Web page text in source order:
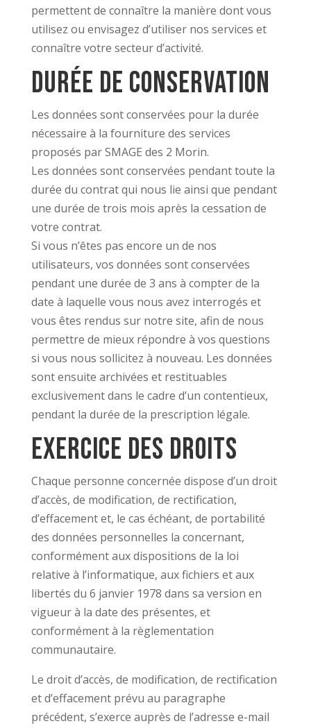
permettent de connaître la manière dont vous
utilisez ou envisagez d’utiliser nos services et
connaître votre secteur d’activité.
Durée de conservation
Les données sont conservées pour la durée
nécessaire à la fourniture des services
proposés par SMAGE des 2 Morin.
Les données sont conservées pendant toute la
durée du contrat qui nous lie ainsi que pendant
une durée de trois mois après la cessation de
votre contrat.
Si vous n’êtes pas encore un de nos
utilisateurs, vos données sont conservées
pendant une durée de 3 ans à compter de la
date à laquelle vous nous avez interrogés et
vous êtes rendus sur notre site, afin de nous
permettre de mieux répondre à vos questions
si vous nous sollicitez à nouveau. Les données
sont ensuite archivées et restituables
exclusivement dans le cadre d’un contentieux,
pendant la durée de la prescription légale.
Exercice des droits
Chaque personne concernée dispose d’un droit
d’accès, de modification, de rectification,
d’effacement et, le cas échéant, de portabilité
des données personnelles la concernant,
conformément aux dispositions de la loi
relative à l’informatique, aux fichiers et aux
libertés du 6 janvier 1978 dans sa version en
vigueur à la date des présentes, et
conformément à la règlementation
communautaire.
Le droit d’accès, de modification, de rectification
et d’effacement prévu au paragraphe
précédent, s’exerce auprès de l’adresse e-mail